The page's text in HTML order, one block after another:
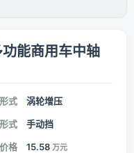
能商用车中轴
式 涡轮增压
式 手动挡
格 15.58 万元